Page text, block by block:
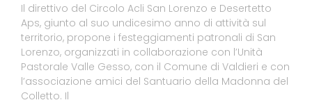
Il direttivo del Circolo Acli San Lorenzo e Desertetto
Aps, giunto al suo undicesimo anno di attività sul
territorio, propone i festeggiamenti patronali di San
Lorenzo, organizzati in collaborazione con l’Unità
Pastorale Valle Gesso, con il Comune di Valdieri e con
l’associazione amici del Santuario della Madonna del
Colletto. Il